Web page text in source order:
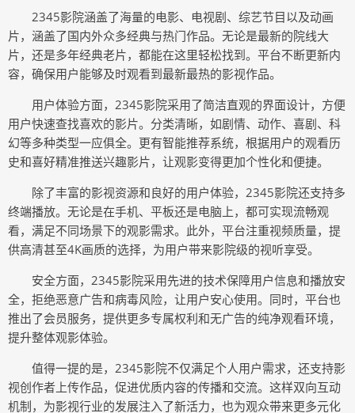
2345影院涵盖了海量的电影、电视剧、综艺节目以及动画
片，涵盖了国内外众多经典与热门作品。无论是最新的院线大
片，还是多年经典老片，都能在这里轻松找到。平台不断更新内
容，确保用户能够及时观看到最新最热的影视作品。
用户体验方面，2345影院采用了简洁直观的界面设计，方便
用户快速查找喜欢的影片。分类清晰，如剧情、动作、喜剧、科
幻等多种类型一应俱全。更有智能推荐系统，根据用户的观看历
史和喜好精准推送兴趣影片，让观影变得更加个性化和便捷。
除了丰富的影视资源和良好的用户体验，2345影院还支持多
终端播放。无论是在手机、平板还是电脑上，都可实现流畅观
看，满足不同场景下的观影需求。此外，平台注重视频质量，提
供高清甚至4K画质的选择，为用户带来影院级的视听享受。
安全方面，2345影院采用先进的技术保障用户信息和播放安
全，拒绝恶意广告和病毒风险，让用户安心使用。同时，平台也
推出了会员服务，提供更多专属权利和无广告的纯净观看环境，
提升整体观影体验。
值得一提的是，2345影院不仅满足个人用户需求，还支持影
视创作者上传作品，促进优质内容的传播和交流。这样双向互动
机制，为影视行业的发展注入了新活力，也为观众带来更多元化